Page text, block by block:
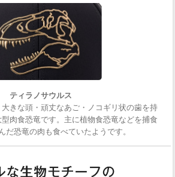
ティラノサウルス
きな頭・頑丈なあご・ノコギリ状の歯を持
肉食恐竜です。主に植物食恐竜などを捕食
だ恐竜の肉も食べていたようです。